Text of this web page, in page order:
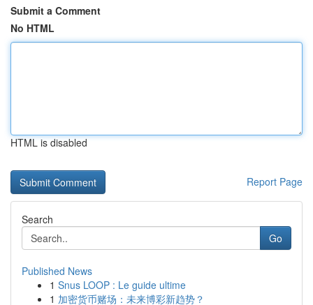
Submit a Comment
No HTML
HTML is disabled
Report Page
Search
Go
Published News
1 Snus LOOP : Le guide ultime
1 加密货币赌场：未来博彩新趋势？